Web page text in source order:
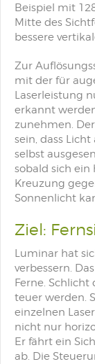
Beispiel mit
Mitte des
bessere
Zur
mit der für
Laserleistung
erkannt
zunehmen.
sein, dass
selbst
sobald sich
Kreuzung
Sonnenlicht
Ziel:
Luminar hat
verbessern.
Ferne.
teuer werden.
einzelnen
nicht nur
Er fährt ein
ab. Die